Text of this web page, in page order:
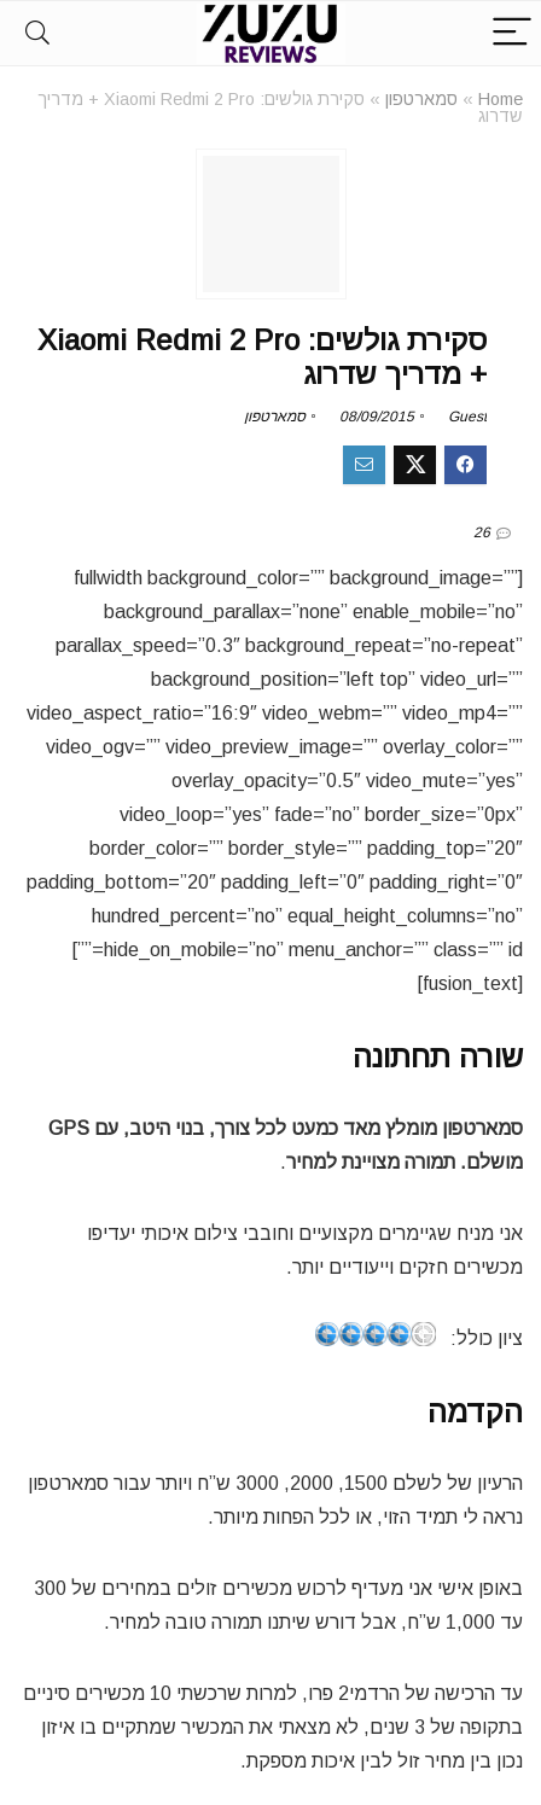
Home
» סמארטפון »
סקירת גולשים: Xiaomi Redmi 2 Pro + מדריך
שדרוג
סקירת גולשים: Xiaomi Redmi 2 Pro
+ מדריך שדרוג
Guest
08/09/2015 סמארטפון
26
[fullwidth background_color=”” background_image=””
background_parallax=”none” enable_mobile=”no”
parallax_speed=”0.3″ background_repeat=”no-repeat”
background_position=”left top” video_url=””
video_aspect_ratio=”16:9″ video_webm=”” video_mp4=””
video_ogv=”” video_preview_image=”” overlay_color=””
overlay_opacity=”0.5″ video_mute=”yes”
video_loop=”yes” fade=”no” border_size=”0px”
border_color=”” border_style=”” padding_top=”20″
padding_bottom=”20″ padding_left=”0″ padding_right=”0″
hundred_percent=”no” equal_height_columns=”no”
hide_on_mobile=”no” menu_anchor=”” class=”” id=””]
[fusion_text]
שורה תחתונה
סמארטפון מומלץ מאד כמעט לכל צורך, בנוי היטב, עם GPS
מושלם. תמורה מצויינת למחיר.
אני מניח שגיימרים מקצועיים וחובבי צילום איכותי יעדיפו
מכשירים חזקים וייעודיים יותר.
ציון כולל:
הקדמה
הרעיון של לשלם 1500, 2000, 3000 ש”ח ויותר עבור סמארטפון
נראה לי תמיד הזוי, או לכל הפחות מיותר.
באופן אישי אני מעדיף לרכוש מכשירים זולים במחירים של 300
עד 1,000 ש”ח, אבל דורש שיתנו תמורה טובה למחיר.
עד הרכישה של הרדמי2 פרו, למרות שרכשתי 10 מכשירים סיניים
בתקופה של 3 שנים, לא מצאתי את המכשיר שמתקיים בו איזון
נכון בין מחיר זול לבין איכות מספקת.